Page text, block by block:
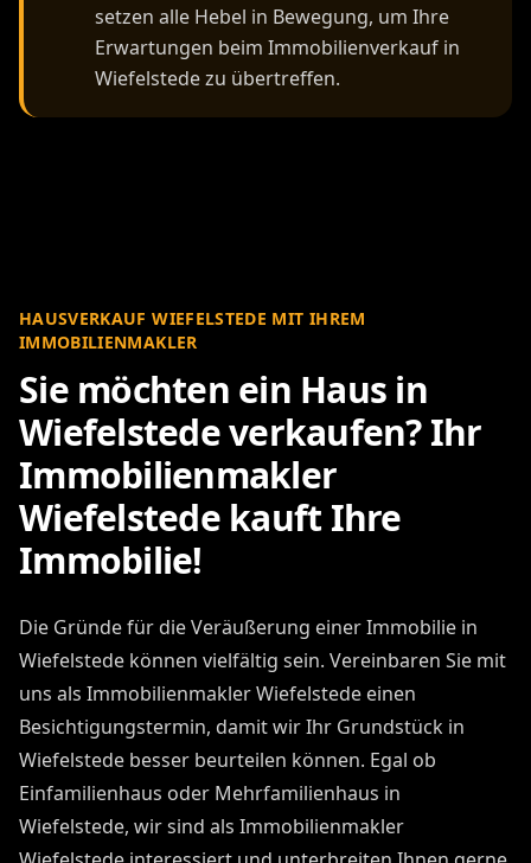
setzen alle Hebel in Bewegung, um Ihre
Erwartungen beim Immobilienverkauf in
Wiefelstede zu übertreffen.
HAUSVERKAUF WIEFELSTEDE MIT IHREM
IMMOBILIENMAKLER
Sie möchten ein Haus in
Wiefelstede verkaufen? Ihr
Immobilienmakler
Wiefelstede kauft Ihre
Immobilie!
Die Gründe für die Veräußerung einer Immobilie in
Wiefelstede können vielfältig sein. Vereinbaren Sie mit
uns als Immobilienmakler Wiefelstede einen
Besichtigungstermin, damit wir Ihr Grundstück in
Wiefelstede besser beurteilen können. Egal ob
Einfamilienhaus oder Mehrfamilienhaus in
Wiefelstede, wir sind als Immobilienmakler